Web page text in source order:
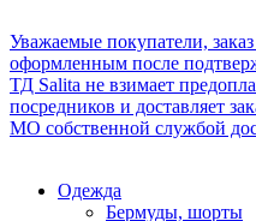
Уважаемые покупатели, заказ
оформленным после
ТД Salita не взимает
посредников и доставляет
МО собственной службой
Одежда
Бермуды, шорты